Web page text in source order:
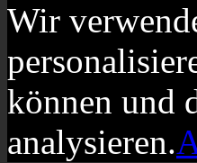
Wir
können und
analysieren.